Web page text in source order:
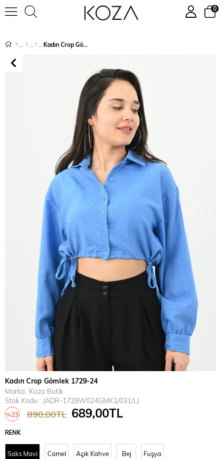
0
Kadın Crop Gömlek 1729-24
Kadın Crop Gömlek 1729-24
Marka : Koza Butik
Stok Kodu
(ADR-1729W024GMK1/031/L)
%23
İndirim
890,00TL 689,00TL
RENK
Saks Mavi Camel Açık Kahve Bej Fuşya